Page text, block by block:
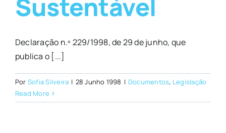
Sustentável
Declaração n.º 229/1998, de 29 de junho, que
publica o [...]
Por Sofia Silveira | 28 Junho 1998 | Documentos, Legislação
Read More